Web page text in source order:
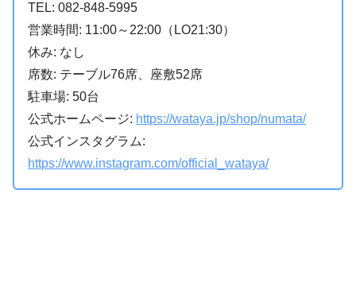
TEL: 082-848-5995
営業時間: 11:00～22:00（LO21:30）
休み: なし
席数: テーブル76席、座敷52席
駐車場: 50台
公式ホームページ: https://wataya.jp/shop/numata/
公式インスタグラム:
https://www.instagram.com/official_wataya/